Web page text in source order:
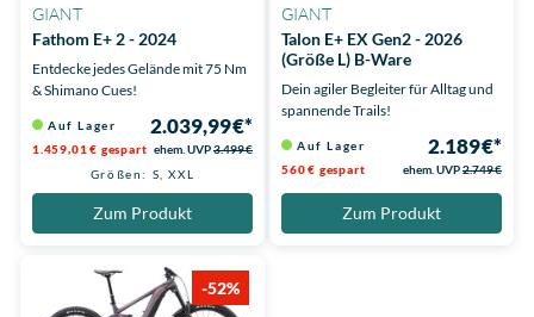
GIANT
Fathom E+ 2 - 2024
Entdecke jedes Gelände mit 75 Nm
& Shimano Cues!
Auf Lager 2.039,99 €*
1.459,01 € gespart ehem. UVP3.499 €
Größen: S, XXL
Zum Produkt
GIANT
Talon E+ EX Gen2 - 2026
(Größe L) B-Ware
Dein agiler Begleiter für Alltag und
spannende Trails!
Auf Lager 2.189 €*
560 € gespart ehem. UVP2.749 €
Zum Produkt
-52%